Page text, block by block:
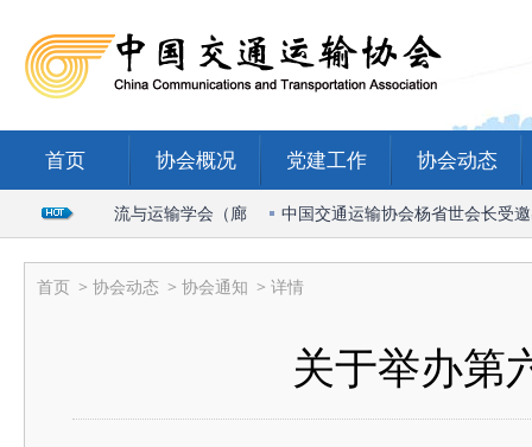
首页 协会概况 党建工作 协会动态
国际物流与运输学会（廊 中国交通运输协会杨省世会长受邀出
首页 > 协会动态 > 协会通知 > 详情
关于举办第